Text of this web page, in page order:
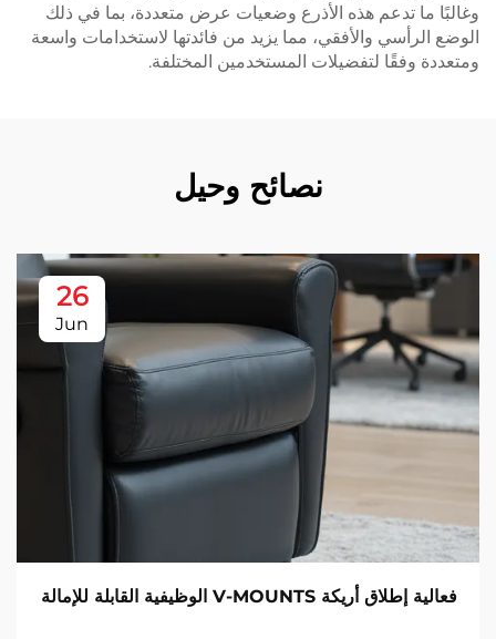
وغالبًا ما تدعم هذه الأذرع وضعيات عرض متعددة، بما في ذلك
الوضع الرأسي والأفقي، مما يزيد من فائدتها لاستخدامات واسعة
ومتعددة وفقًا لتفضيلات المستخدمين المختلفة.
نصائح وحيل
26
Jun
فعالية إطلاق أريكة V-MOUNTS الوظيفية القابلة للإمالة